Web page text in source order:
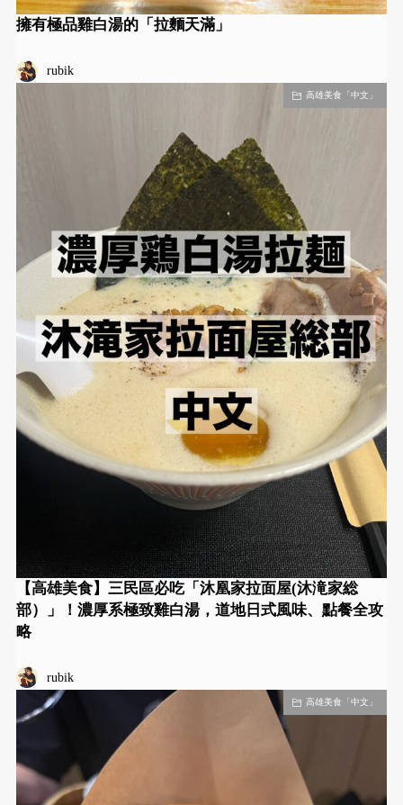
擁有極品雞白湯的「拉麵天滿」
rubik
高雄美食「中文」
【高雄美食】三民區必吃「沐凰家拉面屋(沐滝家総
部）」！濃厚系極致雞白湯，道地日式風味、點餐全攻
略
rubik
高雄美食「中文」